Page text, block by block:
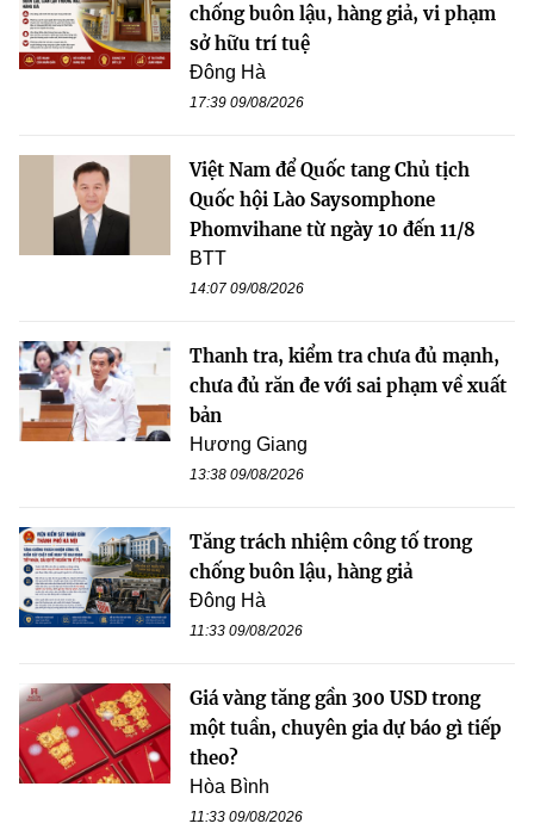
chống buôn lậu, hàng giả, vi phạm
sở hữu trí tuệ
Đông Hà
17:39 09/08/2026
Việt Nam để Quốc tang Chủ tịch
Quốc hội Lào Saysomphone
Phomvihane từ ngày 10 đến 11/8
BTT
14:07 09/08/2026
Thanh tra, kiểm tra chưa đủ mạnh,
chưa đủ răn đe với sai phạm về xuất
bản
Hương Giang
13:38 09/08/2026
Tăng trách nhiệm công tố trong
chống buôn lậu, hàng giả
Đông Hà
11:33 09/08/2026
Giá vàng tăng gần 300 USD trong
một tuần, chuyên gia dự báo gì tiếp
theo?
Hòa Bình
11:33 09/08/2026